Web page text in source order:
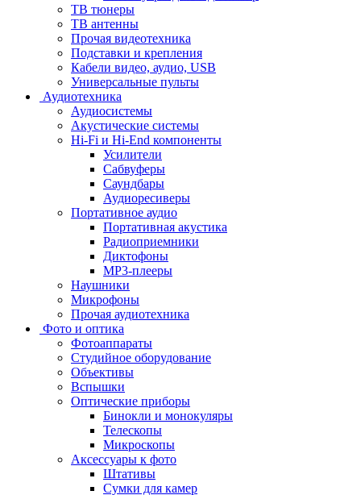
ТВ тюнеры
ТВ антенны
Прочая видеотехника
Подставки и крепления
Кабели видео, аудио, USB
Универсальные пульты
Аудиотехника
Аудиосистемы
Акустические системы
Hi-Fi и Hi-End компоненты
Усилители
Сабвуферы
Саундбары
Аудиоресиверы
Портативное аудио
Портативная акустика
Радиоприемники
Диктофоны
MP3-плееры
Наушники
Микрофоны
Прочая аудиотехника
Фото и оптика
Фотоаппараты
Cтудийное оборудование
Объективы
Вспышки
Оптические приборы
Бинокли и монокуляры
Телескопы
Микроскопы
Аксессуары к фото
Штативы
Сумки для камер